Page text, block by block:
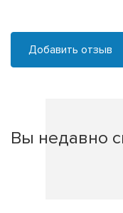
Добавить отзыв
Вы недавно